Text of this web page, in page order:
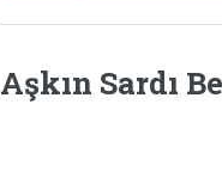
Aşkın Sardı